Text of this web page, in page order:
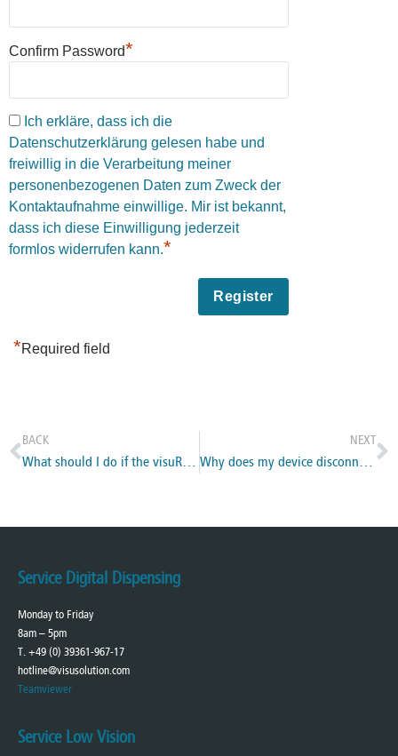
Confirm Password*
Ich erkläre, dass ich die
Datenschutzerklärung gelesen habe und
freiwillig in die Verarbeitung meiner
personenbezogenen Daten zum Zweck der
Kontaktaufnahme einwillige. Mir ist bekannt,
dass ich diese Einwilligung jederzeit
formlos widerrufen kann.*
*Required field
BACK
What should I do if the visuReal Master on my iPad does not accept the entered password for establishing a connection?
NEXT
Why does my device disconnect from visuReal Master so often?
Service Digital Dispensing
Monday to Friday
8am – 5pm
T. +49 (0) 39361-967-17
hotline@visusolution.com
Teamviewer
Service Low Vision